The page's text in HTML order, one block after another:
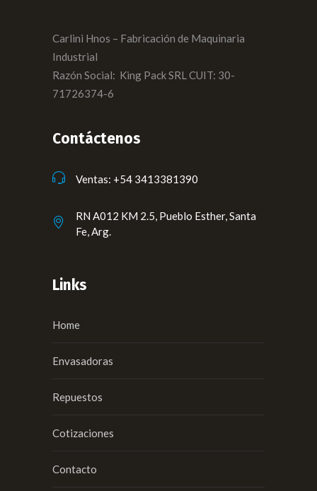
Carlini Hnos – Fabricación de Maquinaria
Industrial
Razón Social: King Pack SRL CUIT: 30-
71726374-6
Contáctenos
Ventas: +54 3413381390
RN A012 KM 2.5, Pueblo Esther, Santa
Fe, Arg.
Links
Home
Envasadoras
Repuestos
Cotizaciones
Contacto